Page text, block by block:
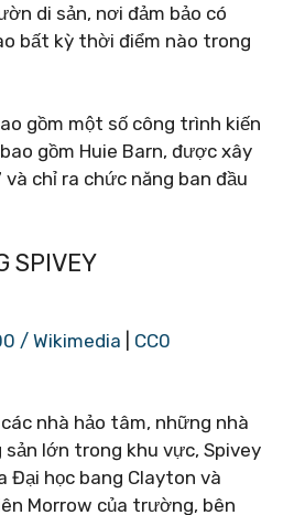
di sản, nơi đảm bảo có
bất kỳ thời điểm nào trong
gồm một số công trình kiến
gồm Huie Barn, được xây
và chỉ ra chức năng ban đầu
SPIVEY
/ Wikimedia CC0
nhà hảo tâm, những nhà
lớn trong khu vực, Spivey
Đại học bang Clayton và
Morrow của trường, bên